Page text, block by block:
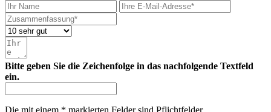
Bitte geben Sie die Zeichenfolge in das nachfolgende Textfeld
ein.
Die mit einem * markierten Felder sind Pflichtfelder.